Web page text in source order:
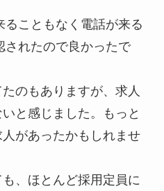
ることもなく電話が来る
されたので良かったで
のもありますが、求人
と感じました。もっと
があったかもしれませ
、ほとんど採用定員に